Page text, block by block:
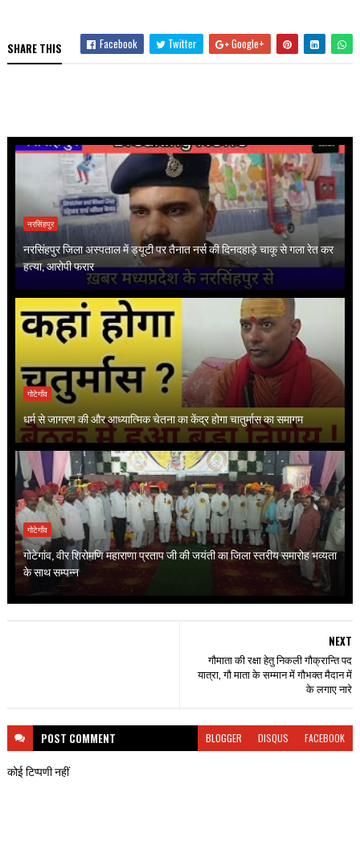
SHARE THIS Facebook Twitter Google+
नरसिंहपुर
नरसिंहपुर जिला अस्पताल में ड्यूटी पर तैनात नर्स की दिनदहाड़े चाकू से गला रेत कर
हत्या, आरोपी फरार
गोटेगाँव
धर्म से जागरण की और आध्यात्मिक चेतना का केंद्र होगा चातुर्मास का समागम
गोटेगाँव
गोटेगांव, वीर शिरोमणि महाराणा प्रताप जी की जयंती का जिला स्तरीय समारोह भव्यता
के साथ सम्पन्न
NEXT
गौमाता की रक्षा हेतु निकली गौक्रान्ति पद
यात्रा, गौ माता के सम्मान में गौभक्त मैदान में
के लगाए नारे
POST COMMENT BLOGGER DISQUS FACEBOOK
कोई टिप्पणी नहीं